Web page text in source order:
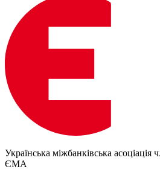
Українська міжбанківська асоціація
ЄМА